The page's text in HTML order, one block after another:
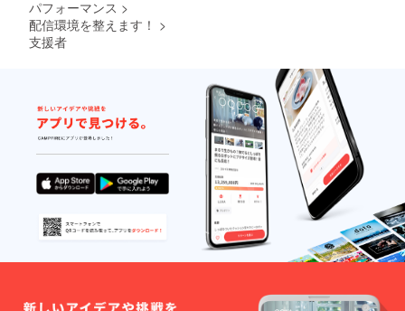
パフォーマンス >
配信環境を整えます！ >
支援者